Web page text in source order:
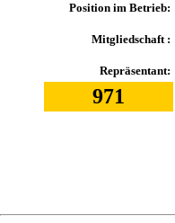
Position im Betrieb:
Mitgliedschaft :
Repräsentant:
971